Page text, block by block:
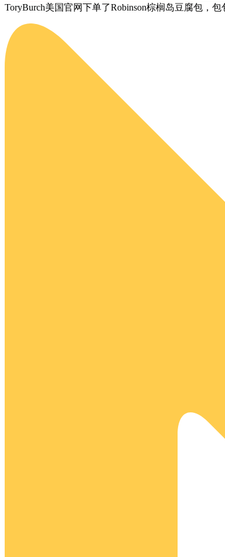
ToryBurch美国官网下单了Robinson棕榈岛豆腐包，